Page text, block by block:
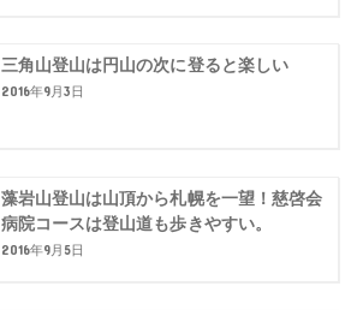
三角山登山は円山の次に登ると楽しい
2016年9月3日
藻岩山登山は山頂から札幌を一望！慈啓会
病院コースは登山道も歩きやすい。
2016年9月5日